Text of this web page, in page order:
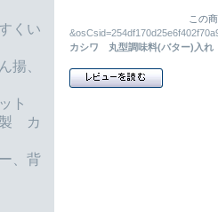
くい
揚、
ト
製 カ
、背
この
カシワ 丸型調味料(バター)入